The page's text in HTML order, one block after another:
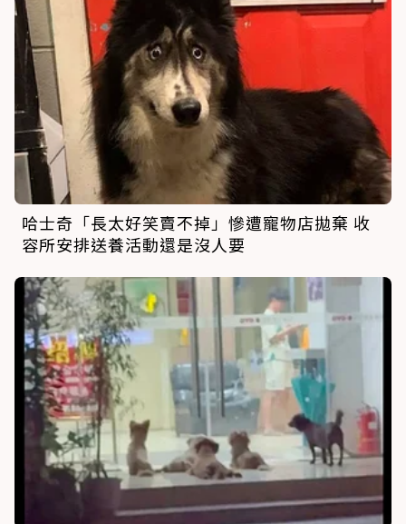
哈士奇「長太好笑賣不掉」慘遭寵物店拋棄 收
容所安排送養活動還是沒人要